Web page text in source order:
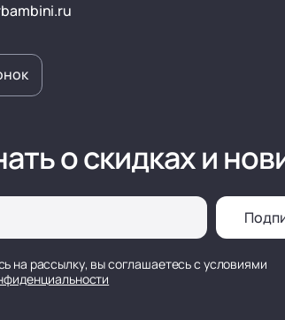
о скидках и
на рассылку, вы соглашаетесь с условиями